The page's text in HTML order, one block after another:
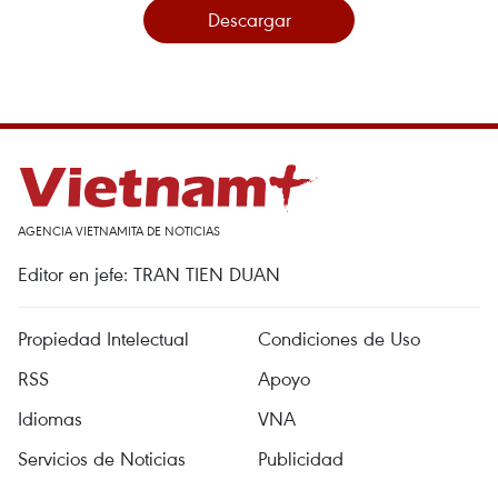
Descargar
AGENCIA VIETNAMITA DE NOTICIAS
Editor en jefe: TRAN TIEN DUAN
Propiedad Intelectual
Condiciones de Uso
RSS
Apoyo
Idiomas
VNA
Servicios de Noticias
Publicidad